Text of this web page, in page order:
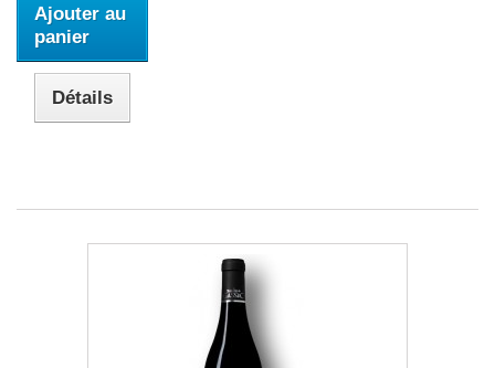
Ajouter au
panier
Détails